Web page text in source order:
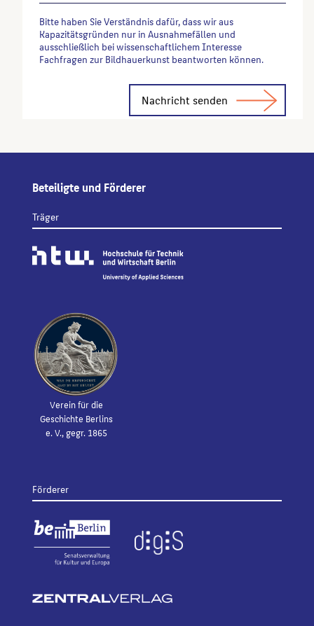
Bitte haben Sie Verständnis dafür, dass wir aus
Kapazitätsgründen nur in Ausnahmefällen und
ausschließlich bei wissenschaftlichem Interesse
Fachfragen zur Bildhauerkunst beantworten können.
Beteiligte und Förderer
Träger
Verein für die
Geschichte Berlins
e. V., gegr. 1865
Förderer